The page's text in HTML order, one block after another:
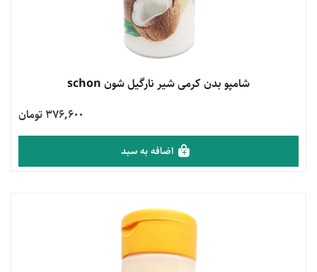
مشاهده محصولشامپو بدن کرمی شیر نارگیل شون schon
376,600 تومان
اضافه به سبد